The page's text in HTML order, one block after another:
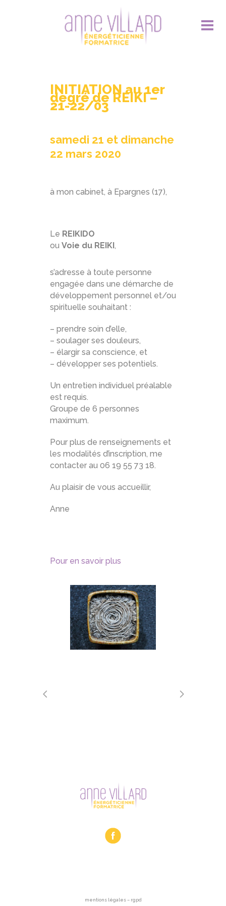
INITIATION au 1er
degré de REIKI –
21-22/03
samedi 21 et dimanche
22 mars 2020
à mon cabinet, à Epargnes (17),
Le REIKIDO
ou Voie du REIKI,
s’adresse à toute personne
engagée dans une démarche de
développement personnel et/ou
spirituelle souhaitant :
– prendre soin d’elle,
– soulager ses douleurs,
– élargir sa conscience, et
– développer ses potentiels.
Un entretien individuel préalable
est requis.
Groupe de 6 personnes
maximum.
Pour plus de renseignements et
les modalités d’inscription, me
contacter au 06 19 55 73 18.
Au plaisir de vous accueillir,
Anne
Pour en savoir plus
mentions légales – rgpd